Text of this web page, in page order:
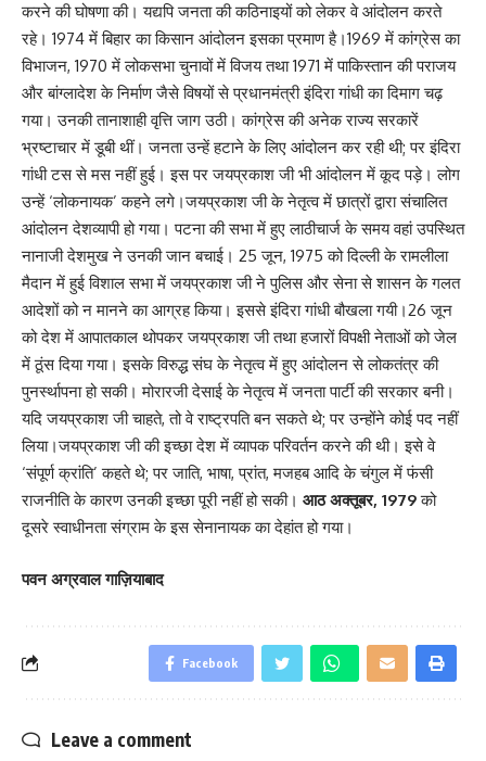
करने की घोषणा की। यद्यपि जनता की कठिनाइयों को लेकर वे आंदोलन करते
रहे। 1974 में बिहार का किसान आंदोलन इसका प्रमाण है।1969 में कांग्रेस का
विभाजन, 1970 में लोकसभा चुनावों में विजय तथा 1971 में पाकिस्तान की पराजय
और बांग्लादेश के निर्माण जैसे विषयों से प्रधानमंत्री इंदिरा गांधी का दिमाग चढ़
गया। उनकी तानाशाही वृत्ति जाग उठी। कांग्रेस की अनेक राज्य सरकारें
भ्रष्टाचार में डूबी थीं। जनता उन्हें हटाने के लिए आंदोलन कर रही थी; पर इंदिरा
गांधी टस से मस नहीं हुई। इस पर जयप्रकाश जी भी आंदोलन में कूद पड़े। लोग
उन्हें ‘लोकनायक’ कहने लगे।जयप्रकाश जी के नेतृत्व में छात्रों द्वारा संचालित
आंदोलन देशव्यापी हो गया। पटना की सभा में हुए लाठीचार्ज के समय वहां उपस्थित
नानाजी देशमुख ने उनकी जान बचाई। 25 जून, 1975 को दिल्ली के रामलीला
मैदान में हुई विशाल सभा में जयप्रकाश जी ने पुलिस और सेना से शासन के गलत
आदेशों को न मानने का आग्रह किया। इससे इंदिरा गांधी बौखला गयी।26 जून
को देश में आपातकाल थोपकर जयप्रकाश जी तथा हजारों विपक्षी नेताओं को जेल
में ठूंस दिया गया। इसके विरुद्ध संघ के नेतृत्व में हुए आंदोलन से लोकतंत्र की
पुनर्स्थापना हो सकी। मोरारजी देसाई के नेतृत्व में जनता पार्टी की सरकार बनी।
यदि जयप्रकाश जी चाहते, तो वे राष्ट्रपति बन सकते थे; पर उन्होंने कोई पद नहीं
लिया।जयप्रकाश जी की इच्छा देश में व्यापक परिवर्तन करने की थी। इसे वे
‘संपूर्ण क्रांति’ कहते थे; पर जाति, भाषा, प्रांत, मजहब आदि के चंगुल में फंसी
राजनीति के कारण उनकी इच्छा पूरी नहीं हो सकी। आठ अक्तूबर, 1979को
दूसरे स्वाधीनता संग्राम के इस सेनानायक का देहांत हो गया।
पवन अग्रवाल गाज़ियाबाद
Facebook
Leave a comment